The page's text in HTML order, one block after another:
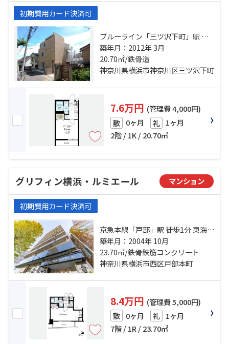
初期費用カード決済可
ブルーライン「三ツ沢下町」駅 徒
歩3分 東急東横線「反町」駅 徒歩
13分 ブルーライン「三ツ沢上町」
駅 徒歩13分
築年月：2012年 3月
20.70㎡/鉄骨造
神奈川県横浜市神奈川区三ツ沢下町
7.6万円 (管理費 4,000円)
敷 0ヶ月 礼 1ヶ月
2階 / 1K / 20.70㎡
グリフィン横浜・ルミエール マンション
初期費用カード決済可
京急本線「戸部」駅 徒歩1分 東海道
本線「横浜」駅 徒歩12分 ブルーラ
イン「高島町」駅 徒歩4分
築年月：2004年 10月
23.70㎡/鉄骨鉄筋コンクリート
神奈川県横浜市西区戸部本町
8.4万円 (管理費 5,000円)
敷 0ヶ月 礼 1ヶ月
7階 / 1R / 23.70㎡